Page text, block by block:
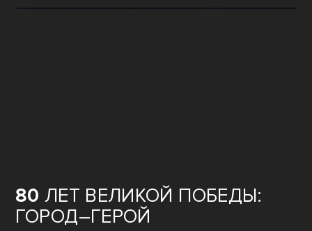
80 ЛЕТ ВЕЛИКОЙ ПОБЕДЫ:
ГОРОД–ГЕРОЙ